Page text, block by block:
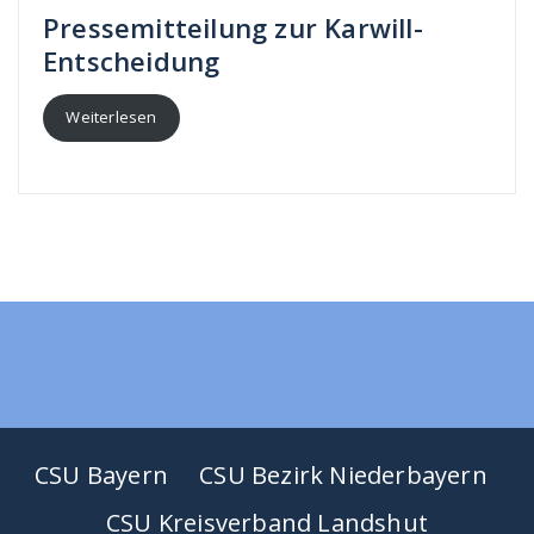
Pressemitteilung zur Karwill-
Entscheidung
Weiterlesen
CSU Bayern
CSU Bezirk Niederbayern
CSU Kreisverband Landshut